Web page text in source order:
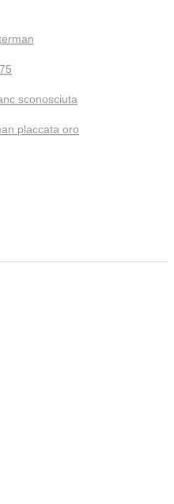
sconosciuta
placcata oro